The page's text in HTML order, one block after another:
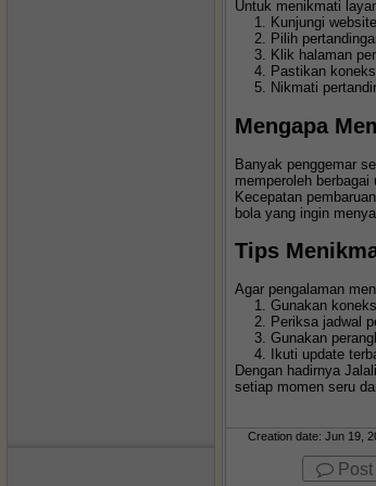
Untuk menikmati
Kunjungi
Pilih
Klik halaman
Pastikan
Nikmati
Mengapa
Banyak penggemar
memperoleh
Kecepatan
bola yang ingin
Tips
Agar pengalaman
Gunakan
Periksa jadwal
Gunakan
Ikuti update
Dengan hadirnya
setiap momen seru
Creation date: Jun 19,